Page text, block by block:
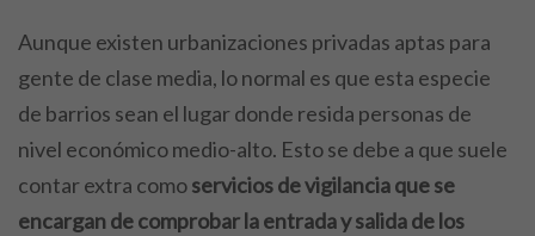
Aunque existen urbanizaciones privadas aptas para
gente de clase media, lo normal es que esta especie
de barrios sean el lugar donde resida personas de
nivel económico medio-alto. Esto se debe a que suele
contar extra comoservicios de vigilancia que se
encargan de comprobar la entrada y salida de los